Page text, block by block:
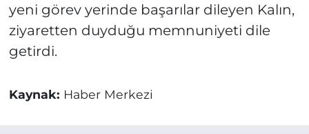
yeni görev yerinde başarılar dileyen Kalın,
ziyaretten duyduğu memnuniyeti dile
getirdi.
Kaynak: Haber Merkezi